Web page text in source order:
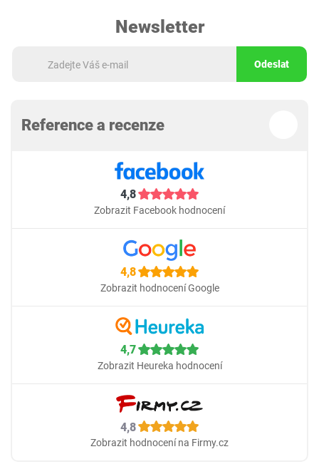
Newsletter
Odeslat
Reference a recenze
4,8
Zobrazit Facebook hodnocení
4,8
Zobrazit hodnocení Google
4,7
Zobrazit Heureka hodnocení
4,8
Zobrazit hodnocení na Firmy.cz